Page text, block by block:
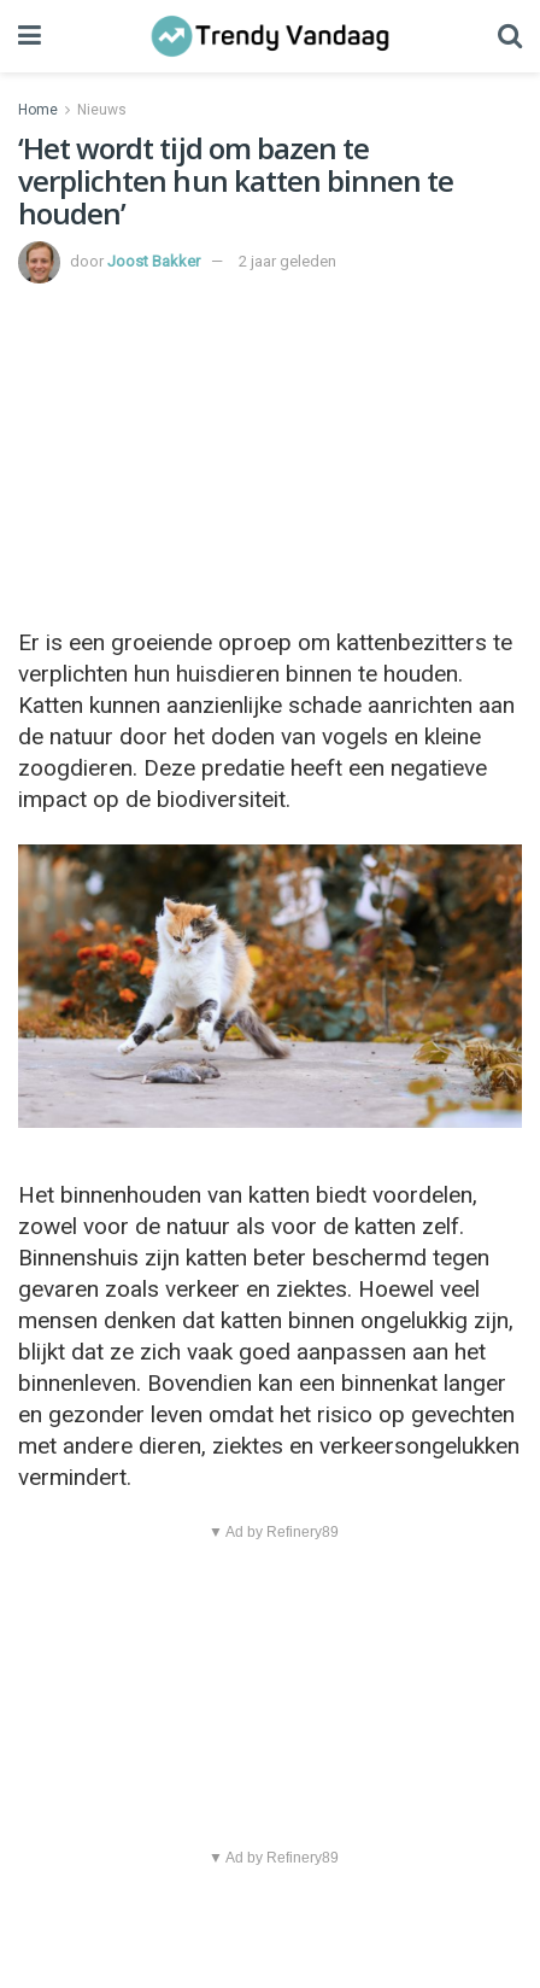
Home Nieuws
‘Het wordt tijd om bazen te
verplichten hun katten binnen te
houden’
door Joost Bakker 2 jaar geleden
Er is een groeiende oproep om kattenbezitters te
verplichten hun huisdieren binnen te houden.
Katten kunnen aanzienlijke schade aanrichten aan
de natuur door het doden van vogels en kleine
zoogdieren. Deze predatie heeft een negatieve
impact op de biodiversiteit.
Het binnenhouden van katten biedt voordelen,
zowel voor de natuur als voor de katten zelf.
Binnenshuis zijn katten beter beschermd tegen
gevaren zoals verkeer en ziektes. Hoewel veel
mensen denken dat katten binnen ongelukkig zijn,
blijkt dat ze zich vaak goed aanpassen aan het
binnenleven. Bovendien kan een binnenkat langer
en gezonder leven omdat het risico op gevechten
met andere dieren, ziektes en verkeersongelukken
vermindert.
▼ Ad by Refinery89
▼ Ad by Refinery89